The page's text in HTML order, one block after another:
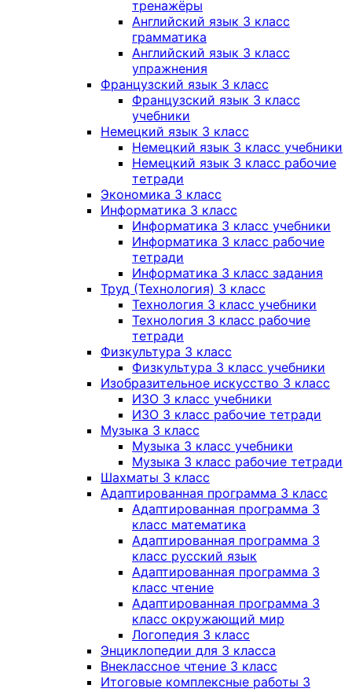
тренажёры
Английский язык 3 класс
грамматика
Английский язык 3 класс
упражнения
Французский язык 3 класс
Французский язык 3 класс
учебники
Немецкий язык 3 класс
Немецкий язык 3 класс учебники
Немецкий язык 3 класс рабочие
тетради
Экономика 3 класс
Информатика 3 класс
Информатика 3 класс учебники
Информатика 3 класс рабочие
тетради
Информатика 3 класс задания
Труд (Технология) 3 класс
Технология 3 класс учебники
Технология 3 класс рабочие
тетради
Физкультура 3 класс
Физкультура 3 класс учебники
Изобразительное искусство 3 класс
ИЗО 3 класс учебники
ИЗО 3 класс рабочие тетради
Музыка 3 класс
Музыка 3 класс учебники
Музыка 3 класс рабочие тетради
Шахматы 3 класс
Адаптированная программа 3 класс
Адаптированная программа 3
класс математика
Адаптированная программа 3
класс русский язык
Адаптированная программа 3
класс чтение
Адаптированная программа 3
класс окружающий мир
Логопедия 3 класс
Энциклопедии для 3 класса
Внеклассное чтение 3 класс
Итоговые комплексные работы 3